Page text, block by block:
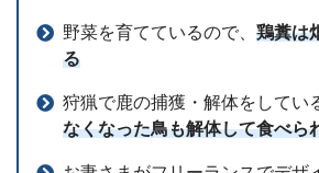
野菜を育てているので、 鶏糞は
る
狩猟で鹿の捕獲・解体をしてい
なくなった鳥も解体して食べら